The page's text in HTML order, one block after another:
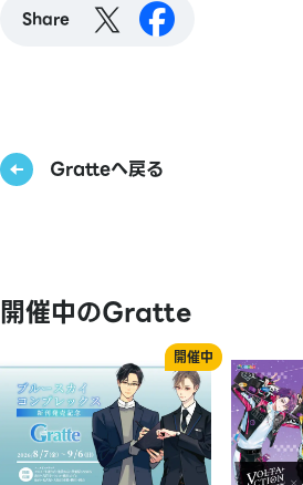
Share
Gratteへ戻る
開催中のGratte